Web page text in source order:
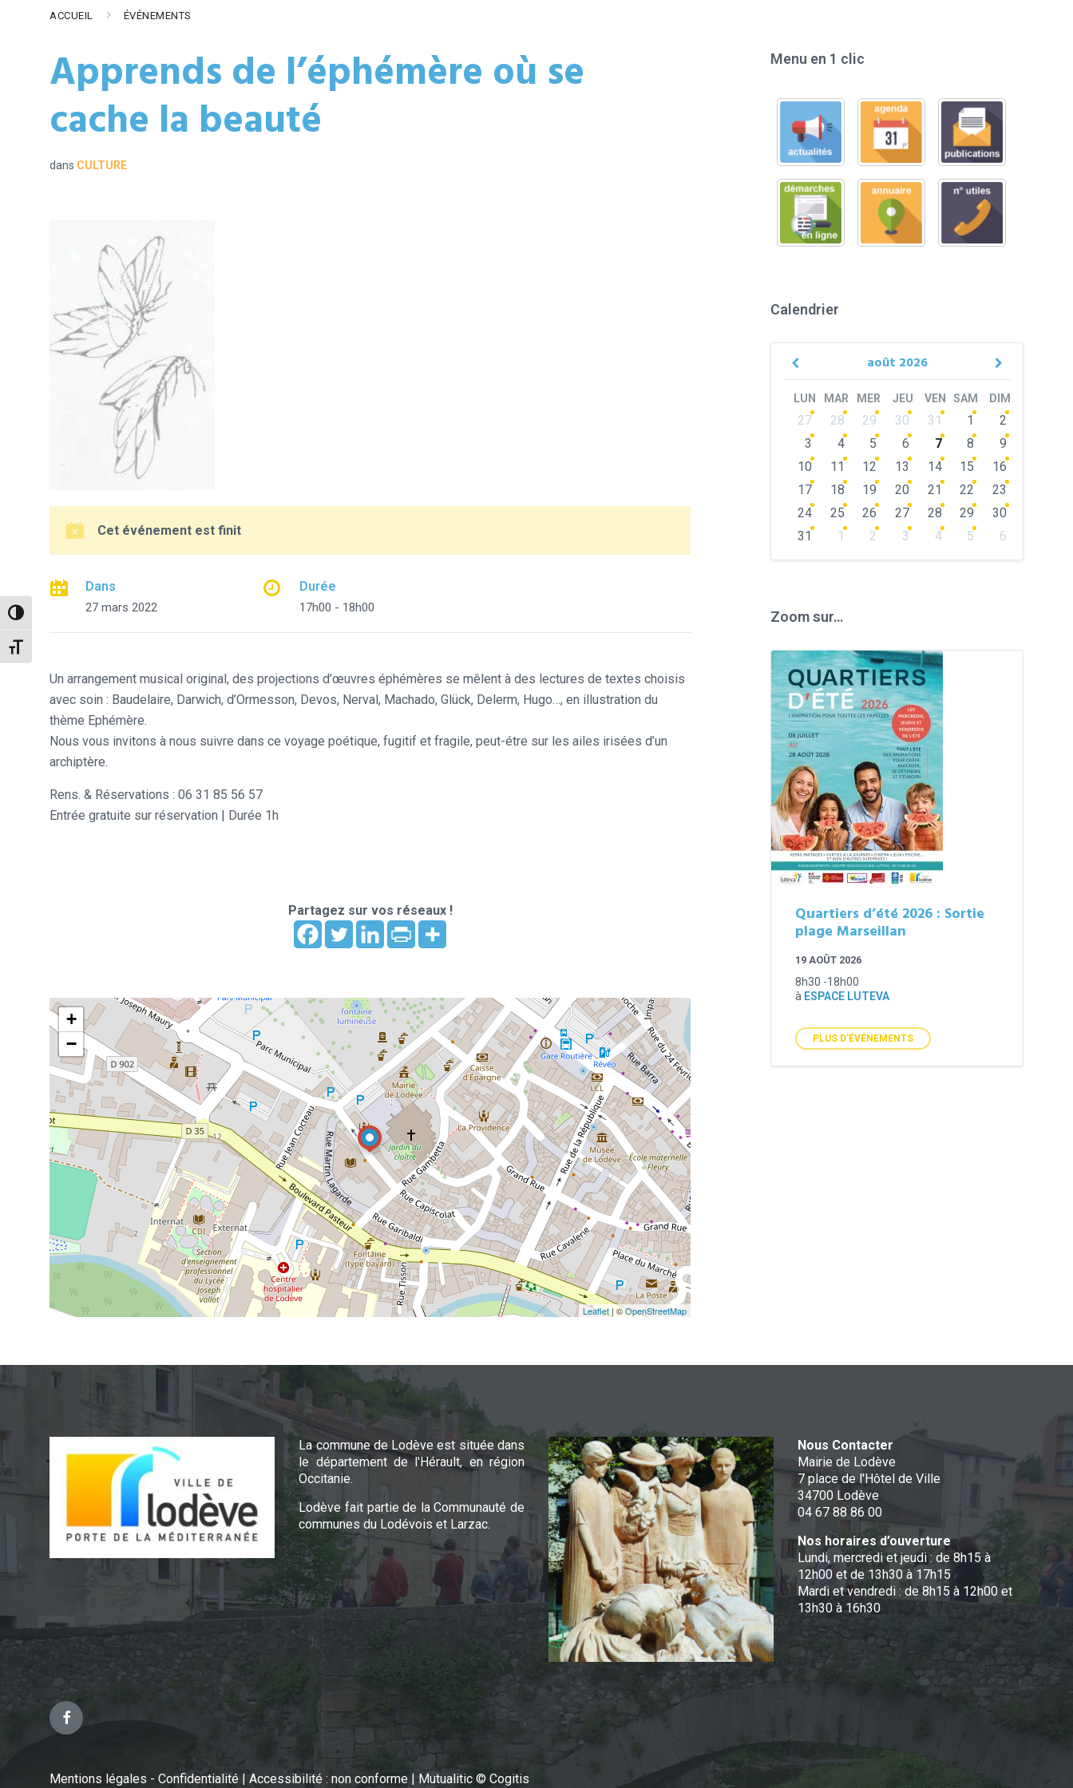
Passer en contraste élevé
Changer la taille de la police
ACCUEIL ÉVÉNEMENTS
Apprends de l’éphémère où se
cache la beauté
dans CULTURE
Cet événement est finit
Dans
27 mars 2022
Durée
17h00 - 18h00
Un arrangement musical original, des projections d’œuvres éphémères se mêlent à des lectures de textes choisis
avec soin : Baudelaire, Darwich, d’Ormesson, Devos, Nerval, Machado, Glück, Delerm, Hugo…, en illustration du
thème Ephémère.
Nous vous invitons à nous suivre dans ce voyage poétique, fugitif et fragile, peut-étre sur les ailes irisées d’un
archiptère.
Rens. & Réservations : 06 31 85 56 57
Entrée gratuite sur réservation | Durée 1h
Partagez sur vos réseaux !
+
−
Leaflet | ©OpenStreetMap
Menu en 1 clic
Calendrier
août 2026
Previous
Next
LUN MAR MER JEU VEN SAM DIM
Skip
calendar
days
27 28 29 30 31 1
2
3
4 5 6 7 8
9
10
11 12 13 14 15
16
17
18 19 20 21 22
23
24
25 26 27 28 29
30
31
1 2 3 4 5
6
Zoom sur…
Quartiers d’été 2026 : Sortie
plage Marseillan
19 AOÛT 2026
8h30 -18h00
à ESPACE LUTEVA
PLUS D'ÉVÉNEMENTS
La commune de Lodève est située dans
le département de l'Hérault, en région
Occitanie.
Lodève fait partie de la Communauté de
communes du Lodévois et Larzac.
Nous Contacter
Mairie de Lodève
7 place de l'Hôtel de Ville
34700 Lodève
04 67 88 86 00
Nos horaires d’ouverture
Lundi, mercredi et jeudi : de 8h15 à
12h00 et de 13h30 à 17h15
Mardi et vendredi : de 8h15 à 12h00 et
13h30 à 16h30
Facebook
Mentions légales - Confidentialité Accessibilité : non conforme Mutualitic © Cogitis